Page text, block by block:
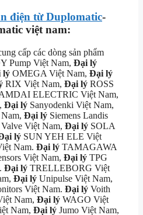
điện từ Duplomatic-
việt nam:
cấp các dòng sản phẩm
Pump Việt Nam, Đại lý
lý OMEGA Việt Nam, Đại lý
RIX Việt Nam, Đại lý ROSS
ELECTRIC Việt Nam,
Đại lý Sanyodenki Việt Nam,
Đại lý Siemens Landis
Việt Nam, Đại lý SOLA
lý SUN YEH ELE Việt
Nam. Đại lý TAMAGAWA
Việt Nam, Đại lý TPG
Đại lý TRELLEBORG Việt
Đại lý Unipulse Việt Nam,
Việt Nam. Đại lý Voith
Nam, Đại lý WAGO Việt
Nam, Đại lý Jumo Việt Nam,